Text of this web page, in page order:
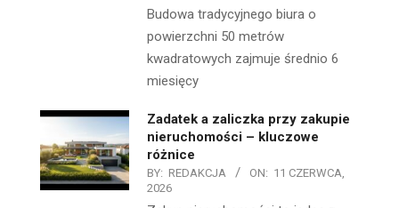
Budowa tradycyjnego biura o
powierzchni 50 metrów
kwadratowych zajmuje średnio 6
miesięcy
Zadatek a zaliczka przy zakupie
nieruchomości – kluczowe
różnice
BY: REDAKCJA ON: 11 CZERWCA,
2026